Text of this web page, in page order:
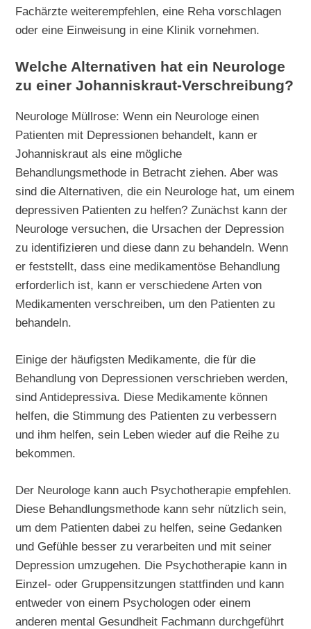
Fachärzte weiterempfehlen, eine Reha vorschlagen
oder eine Einweisung in eine Klinik vornehmen.
Welche Alternativen hat ein Neurologe
zu einer Johanniskraut-Verschreibung?
Neurologe Müllrose: Wenn ein Neurologe einen
Patienten mit Depressionen behandelt, kann er
Johanniskraut als eine mögliche
Behandlungsmethode in Betracht ziehen. Aber was
sind die Alternativen, die ein Neurologe hat, um einem
depressiven Patienten zu helfen? Zunächst kann der
Neurologe versuchen, die Ursachen der Depression
zu identifizieren und diese dann zu behandeln. Wenn
er feststellt, dass eine medikamentöse Behandlung
erforderlich ist, kann er verschiedene Arten von
Medikamenten verschreiben, um den Patienten zu
behandeln.
Einige der häufigsten Medikamente, die für die
Behandlung von Depressionen verschrieben werden,
sind Antidepressiva. Diese Medikamente können
helfen, die Stimmung des Patienten zu verbessern
und ihm helfen, sein Leben wieder auf die Reihe zu
bekommen.
Der Neurologe kann auch Psychotherapie empfehlen.
Diese Behandlungsmethode kann sehr nützlich sein,
um dem Patienten dabei zu helfen, seine Gedanken
und Gefühle besser zu verarbeiten und mit seiner
Depression umzugehen. Die Psychotherapie kann in
Einzel- oder Gruppensitzungen stattfinden und kann
entweder von einem Psychologen oder einem
anderen mental Gesundheit Fachmann durchgeführt